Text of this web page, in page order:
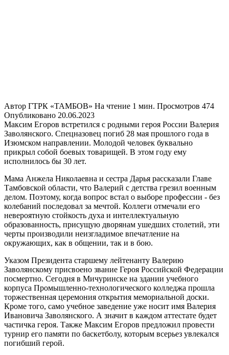
Автор ГТРК «ТАМБОВ» На чтение 1 мин. Просмотров 474
Опубликовано 20.06.2023
Максим Егоров встретился с родными героя России Валерия
Заволянского. Спецназовец погиб 28 мая прошлого года в
Изюмском направлении. Молодой человек буквально
прикрыл собой боевых товарищей. В этом году ему
исполнилось бы 30 лет.
Мама Анжела Николаевна и сестра Дарья рассказали Главе
Тамбовской области, что Валерий с детства грезил военным
делом. Поэтому, когда вопрос встал о выборе профессии - без
колебаний последовал за мечтой. Коллеги отмечали его
невероятную стойкость духа и интеллектуальную
образованность, присущую дворянам ушедших столетий, эти
черты производили неизгладимое впечатление на
окружающих, как в общении, так и в бою.
Указом Президента старшему лейтенанту Валерию
Заволянскому присвоено звание Героя Российской Федерации
посмертно. Сегодня в Мичуринске на здании учебного
корпуса Промышленно-технологического колледжа прошла
торжественная церемония открытия мемориальной доски.
Кроме того, само учебное заведение уже носит имя Валерия
Ивановича Заволянского. А значит в каждом аттестате будет
частичка героя. Также Максим Егоров предложил провести
турнир его памяти по баскетболу, которым всерьез увлекался
погибший герой.